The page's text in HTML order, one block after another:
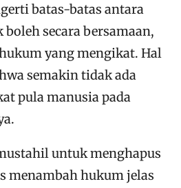
batas-batas antara
secara bersamaan,
yang mengikat. Hal
semakin tidak ada
pula manusia pada
untuk menghapus
menambah hukum jelas